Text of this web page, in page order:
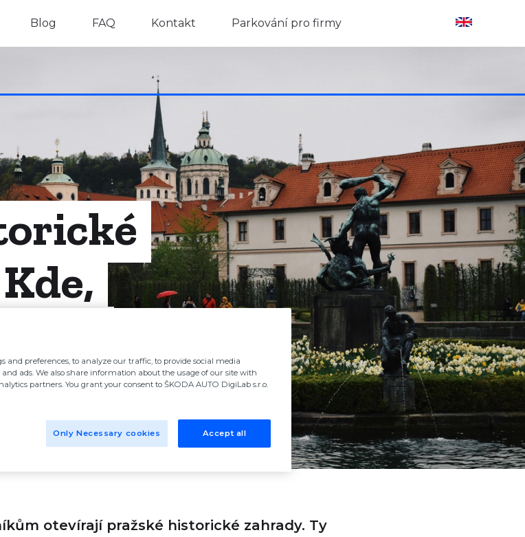
Blog FAQ Kontakt Parkování pro firmy
otevírají pražské historické zahrady. Ty
and preferences, to analyze our traffic, to provide social media
ads. We also share information about the usage of our site with
partners. You grant your consent to ŠKODA AUTO DigiLab s.r.o.
Only Necessary cookies Accept all